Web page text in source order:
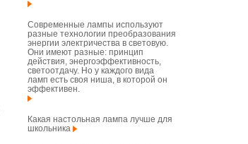
Современные лампы используют
разные технологии преобразования
энергии электричества в световую.
Они имеют разные: принцип
действия, энергоэффективность,
светоотдачу. Но у каждого вида
ламп есть своя ниша, в которой он
эффективен.
Какая настольная лампа лучше для
школьника